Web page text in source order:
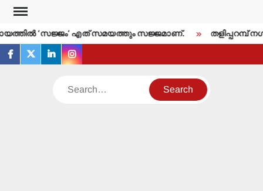
Skip
content ‘സജ്ജം’ എത് സമയത്തും സജ്ജമാണ്. തളിപ്പറമ്പ്
facebook
twitterlinkedininstagram
Search